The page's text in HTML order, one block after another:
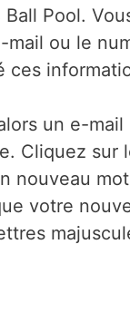
Pool.
mail ou le
ces
un e-
Cliquez sur
nouveau
votre